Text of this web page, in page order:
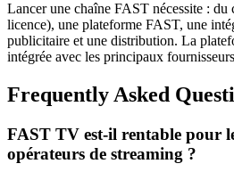
Lancer une chaîne FAST nécessite : du
licence), une plateforme FAST, une
publicitaire et une distribution. La
intégrée avec les principaux
Frequently Asked
FAST TV est-il rentable pour
opérateurs de streaming ?